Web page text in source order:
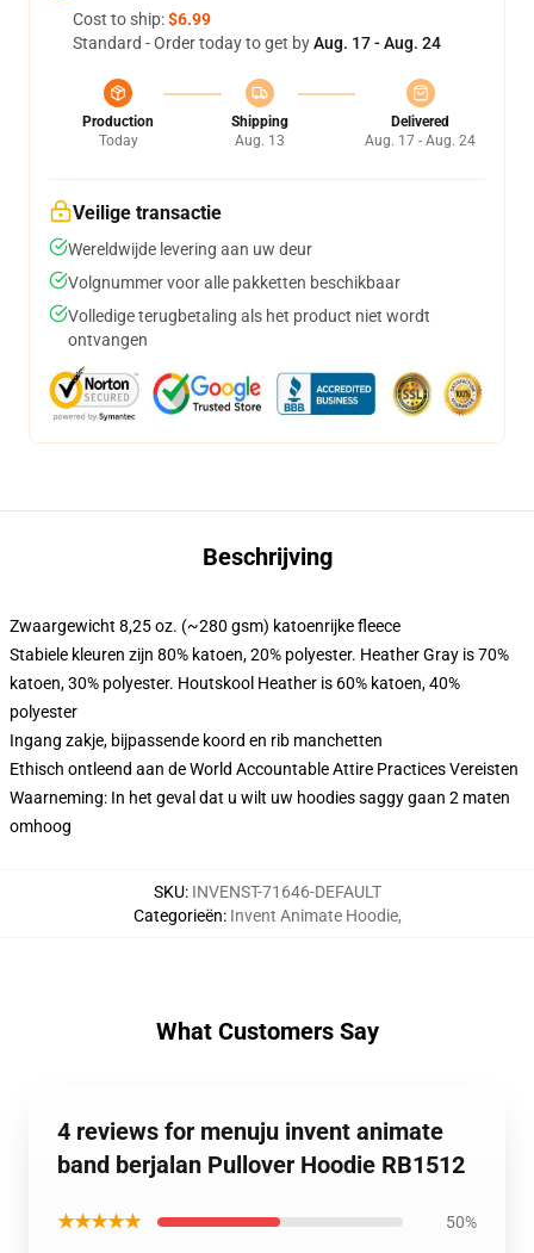
Cost to ship:$6.99
Standard - Order today to get byAug. 17 - Aug. 24
Production
Today
Shipping
Aug. 13
Delivered
Aug. 17 - Aug. 24
Veilige transactie
Wereldwijde levering aan uw deur
Volgnummer voor alle pakketten beschikbaar
Volledige terugbetaling als het product niet wordt
ontvangen
Beschrijving
Zwaargewicht 8,25 oz. (~280 gsm) katoenrijke fleece
Stabiele kleuren zijn 80% katoen, 20% polyester. Heather Gray is 70%
katoen, 30% polyester. Houtskool Heather is 60% katoen, 40%
polyester
Ingang zakje, bijpassende koord en rib manchetten
Ethisch ontleend aan de World Accountable Attire Practices Vereisten
Waarneming: In het geval dat u wilt uw hoodies saggy gaan 2 maten
omhoog
SKU: INVENST-71646-DEFAULT
Categorieën: Invent Animate Hoodie,
What Customers Say
4 reviews for menuju invent animate
band berjalan Pullover Hoodie RB1512
★★★★★ 50%